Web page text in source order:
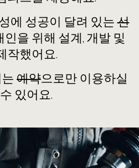
에 성공이 달려 있는선
인을 위해 설계, 개발 및
작했어요.
예약으로만 이용하실
수 있어요.